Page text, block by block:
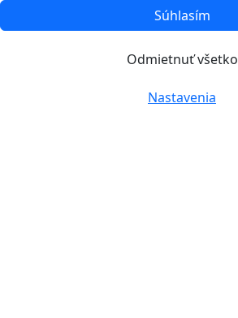
Súhlasím
Odmietnuť všetko
Nastavenia